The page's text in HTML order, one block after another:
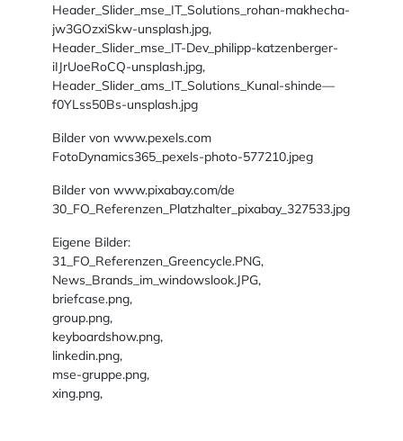
Header_Slider_mse_IT_Solutions_rohan-makhecha-
jw3GOzxiSkw-unsplash.jpg,
Header_Slider_mse_IT-Dev_philipp-katzenberger-
iIJrUoeRoCQ-unsplash.jpg,
Header_Slider_ams_IT_Solutions_Kunal-shinde—
f0YLss50Bs-unsplash.jpg
Bilder von www.pexels.com
FotoDynamics365_pexels-photo-577210.jpeg
Bilder von www.pixabay.com/de
30_FO_Referenzen_Platzhalter_pixabay_327533.jpg
Eigene Bilder:
31_FO_Referenzen_Greencycle.PNG,
News_Brands_im_windowslook.JPG,
briefcase.png,
group.png,
keyboardshow.png,
linkedin.png,
mse-gruppe.png,
xing.png,